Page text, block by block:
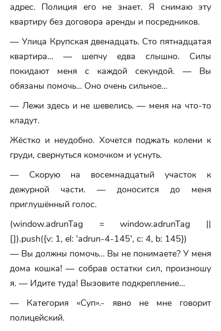
адрес. Полиция его не знает. Я снимаю эту
квартиру без договора аренды и посредников.
— Улица Крупская двенадцать. Сто пятнадцатая
квартира… — шепчу едва слышно. Силы
покидают меня с каждой секундой. — Вы
обязаны помочь… Оно очень сильное…
— Лежи здесь и не шевелись. — меня на что-то
кладут.
Жёстко и неудобно. Хочется поджать колени к
груди, свернуться комочком и уснуть.
— Скорую на восемнадцатый участок к
дежурной части. — доносится до меня
приглушённый голос.
(window.adrunTag = window.adrunTag ||
[]).push({v: 1, el: 'adrun-4-145', c: 4, b: 145})
— Вы должны помочь… Вы не понимаете? У меня
дома кошка! — собрав остатки сил, произношу
я. — Идите туда! Вызовите подкрепление…
— Категория «Суп».- явно не мне говорит
полицейский.